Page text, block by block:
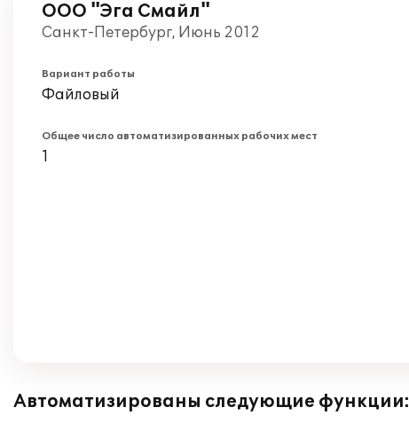
ООО "Эга Смайл"
Санкт-Петербург, Июнь 2012
Вариант работы
Файловый
Общее число автоматизированных рабочих мест
1
Автоматизированы следующие функции: